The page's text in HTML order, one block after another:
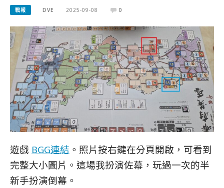
戰報 DVE 2025-09-08 0
遊戲 BGG連結 。照片按右鍵在分頁開啟，可看到
完整大小圖片。這場我扮演佐幕，玩過一次的半
新手扮演倒幕。